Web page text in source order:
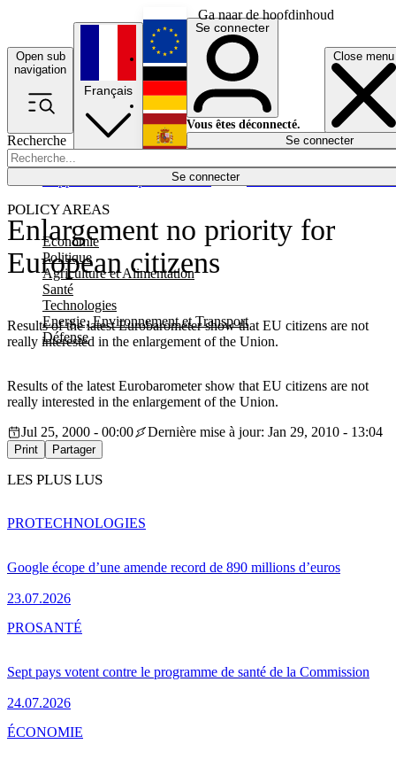
Ga naar de hoofdinhoud
Open sub
navigation
Close menu
Recherche
Se connecter
POLICY AREAS
Economie
Politique
Agriculture et Alimentation
Santé
Technologies
Energie, Environnement et Transport
Défense
Économie
Français
English
Deutsch
Español
Se connecter
Vous êtes déconnecté.
Se connecter
Enlargement no priority for
European citizens
Results of the latest Eurobarometer show that EU citizens are not
really interested in the enlargement of the Union.
Results of the latest Eurobarometer show that EU citizens are not
really interested in the enlargement of the Union.
Jul 25, 2000 - 00:00
Dernière mise à jour: Jan 29, 2010 - 13:04
Print Partager
LES PLUS LUS
Google écope d’une amende record de 890 millions d’euros
23.07.2026
PROTECHNOLOGIES
Sept pays votent contre le programme de santé de la Commission
24.07.2026
PROSANTÉ
ÉCONOMIE